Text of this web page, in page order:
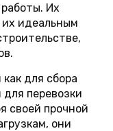
Их
идеальным
для сбора
перевозки
своей прочной
они